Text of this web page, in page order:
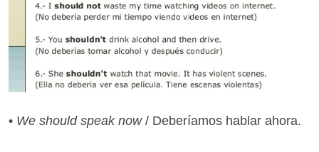
• We should speak now/ Deberíamos hablar ahora.